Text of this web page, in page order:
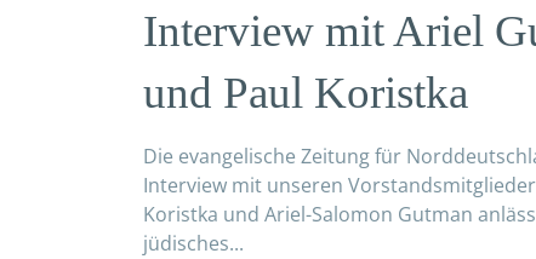
Interview mit Ariel
und Paul Koristka
Die evangelische Zeitung für
Interview mit unseren
Koristka und Ariel-Salomon Gutman
jüdisches...